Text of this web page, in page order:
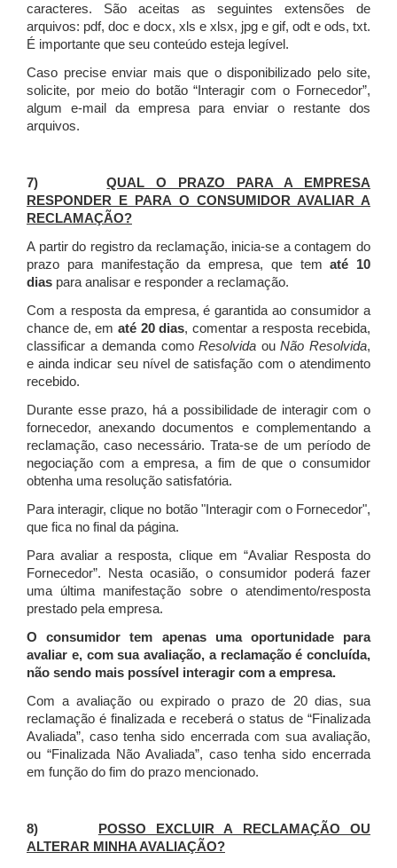
caracteres. São aceitas as seguintes extensões de
arquivos: pdf, doc e docx, xls e xlsx, jpg e gif, odt e ods, txt.
É importante que seu conteúdo esteja legível.
Caso precise enviar mais que o disponibilizado pelo site,
solicite, por meio do botão “Interagir com o Fornecedor”,
algum e-mail da empresa para enviar o restante dos
arquivos.
7)QUAL O PRAZO PARA A EMPRESA
RESPONDER E PARA O CONSUMIDOR AVALIAR A
RECLAMAÇÃO?
A partir do registro da reclamação, inicia-se a contagem do
prazo para manifestação da empresa, que tematé 10
dias para analisar e responder a reclamação.
Com a resposta da empresa, é garantida ao consumidor a
chance de, em até 20 dias, comentar a resposta recebida,
classificar a demanda comoResolvida ouNão Resolvida,
e ainda indicar seu nível de satisfação com o atendimento
recebido.
Durante esse prazo, há a possibilidade de interagir com o
fornecedor, anexando documentos e complementando a
reclamação, caso necessário.Trata-se de um período de
negociação com a empresa, a fim de que o consumidor
obtenha uma resolução satisfatória.
Para interagir, clique no botão "Interagir com o Fornecedor",
que fica no final da página.
Para avaliar a resposta, clique em “Avaliar Resposta do
Fornecedor”. Nesta ocasião, o consumidor poderá fazer
uma última manifestação sobre o atendimento/resposta
prestado pela empresa.
O consumidor tem apenas uma oportunidade para
avaliar e, com sua avaliação, a reclamação é concluída,
não sendo mais possível interagir com a empresa.
Com a avaliação ou expirado o prazo de 20 dias, sua
reclamação é finalizada e receberá o status de “Finalizada
Avaliada”, caso tenha sido encerrada com sua avaliação,
ou “Finalizada Não Avaliada”, caso tenha sido encerrada
em função do fim do prazo mencionado.
8)
POSSO EXCLUIR A RECLAMAÇÃO OU
ALTERAR MINHA AVALIAÇÃO?